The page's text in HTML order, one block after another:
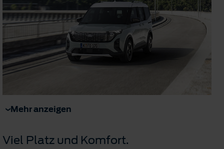
Mehr anzeigen
Viel Platz und Komfort.